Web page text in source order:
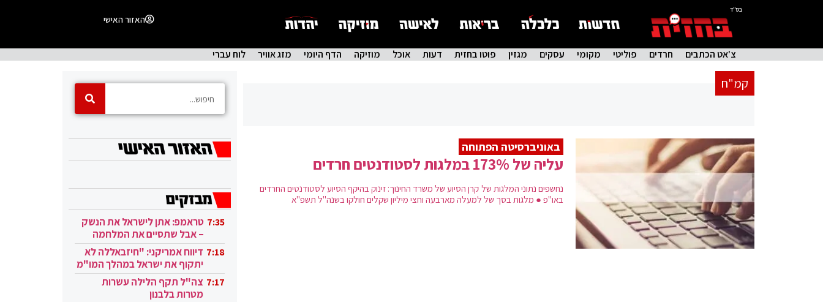
בס"ד
האזור האישי
צ'אט הכתבים חרדים פוליטי מקומי עסקים מגזין פוטו בחזית דעות אוכל מוזיקה הדף היומי מזג אוויר לוח עברי
קמ"ח
באוניברסיטה הפתוחה
עליה של 173% במלגות לסטודנטים חרדים
נחשפים נתוני המלגות של קרן הסיוע של משרד החינוך: זינוק בהיקף הסיוע לסטודנטים החרדים
באו"פ ● מלגות בסך של למעלה מארבעה וחצי מיליון שקלים חולקו בשנה"ל תשפ"א
7:35 טראמפ: אתן לישראל את הנשק
– אבל שתסיים את המלחמה
בעזה 7:18 דיווח אמריקני: "חיזבאללה לא
יתקוף את ישראל במהלך המו"מ
בקטאר" 7:17 צה"ל תקף הלילה עשרות
מטרות בלבנון